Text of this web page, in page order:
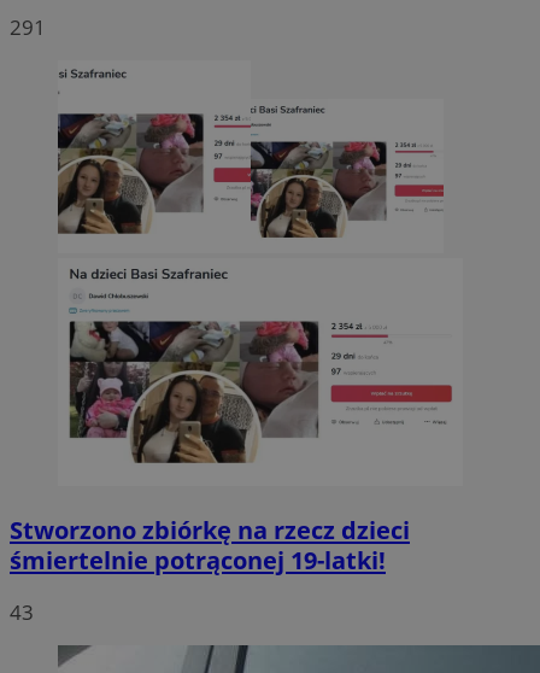
291
Stworzono zbiórkę na rzecz dzieci
śmiertelnie potrąconej 19-latki!
43